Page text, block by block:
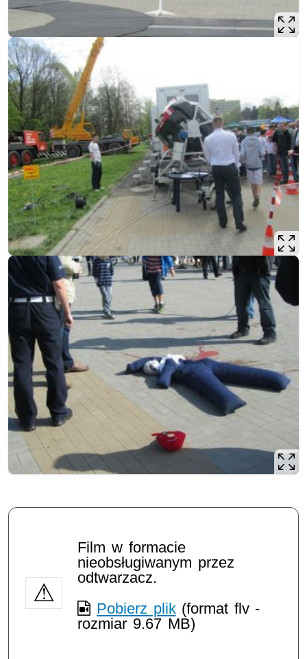
Film w formacie
nieobsługiwanym przez
odtwarzacz.
Pobierz plik(format flv -
rozmiar 9.67 MB)